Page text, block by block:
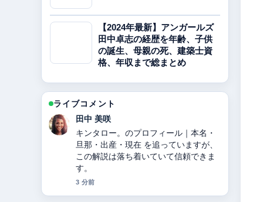
【2024年最新】アンガールズ
田中卓志の経歴を年齢、子供
の誕生、母親の死、建築士資
格、年収まで総まとめ
ライブコメント
中村 悠斗
【2025年最新】ドラマ相棒の意味・歴
代相棒一覧・降板理由・視聴率・キャ
ストを完全解説！【25周年】 の背景説
明が助かります。ライブ更新を続けて
ください。